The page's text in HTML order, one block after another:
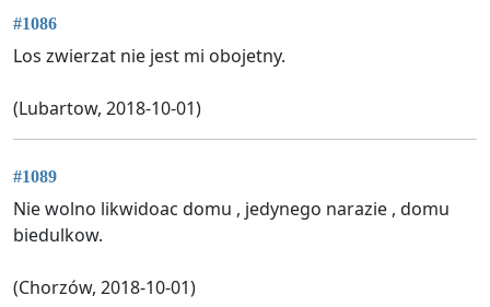
#1086
Los zwierzat nie jest mi obojetny.
(Lubartow, 2018-10-01)
#1089
Nie wolno likwidoac domu , jedynego narazie , domu
biedulkow.
(Chorzów, 2018-10-01)